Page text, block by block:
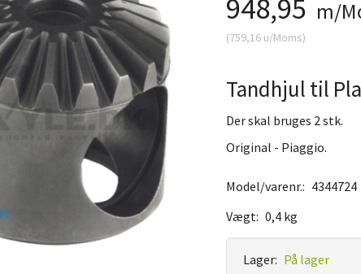
948,95 m/
(759,16u/Moms)
Tandhjul til
Der skal bruges 2 stk.
Original - Piaggio.
Model/varenr.: 4344724
Vægt: 0,4 kg
Lager: På lager